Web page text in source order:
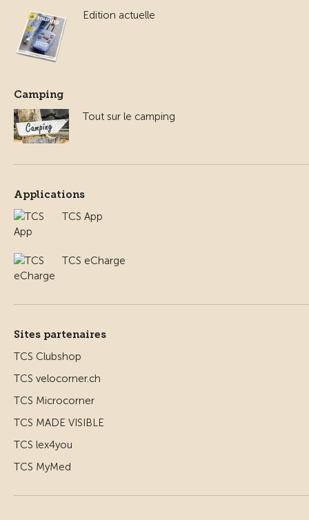
Edition actuelle
Camping
Tout sur le camping
Applications
TCS App
TCS eCharge
Sites partenaires
TCS Clubshop
TCS velocorner.ch
TCS Microcorner
TCS MADE VISIBLE
TCS lex4you
TCS MyMed